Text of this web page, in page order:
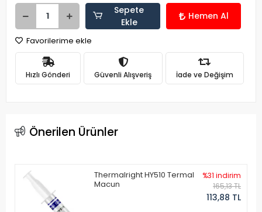
Sepete
Ekle
Hemen Al
Favorilerime ekle
Hızlı Gönderi Güvenli Alışveriş İade ve Değişim
Önerilen Ürünler
Thermalright HY510 Termal
Macun
%31 indirim
165,13 TL
113,88 TL